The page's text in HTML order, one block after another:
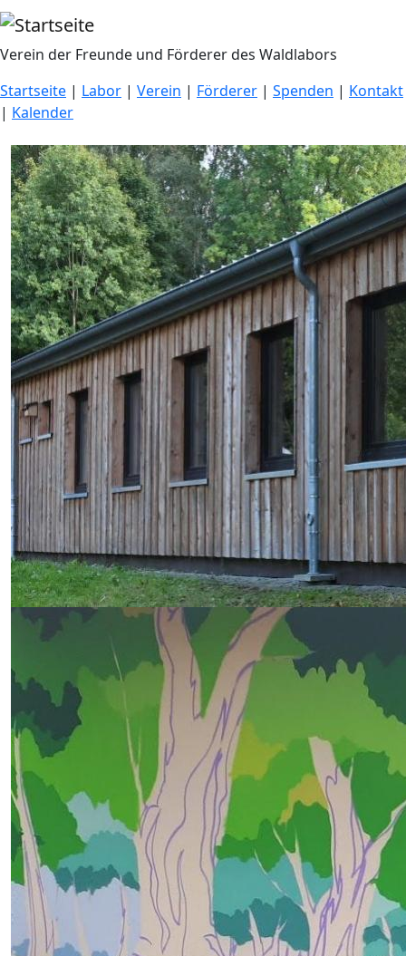
Direkt zum Inhalt
Verein der Freunde und Förderer des Waldlabors
Startseite | Labor | Verein | Förderer | Spenden | Kontakt
| Kalender